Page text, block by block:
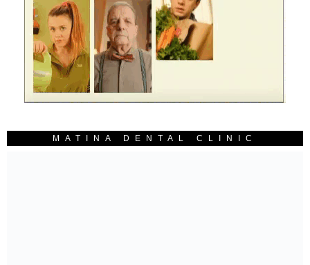
MATINA DENTAL CLINIC